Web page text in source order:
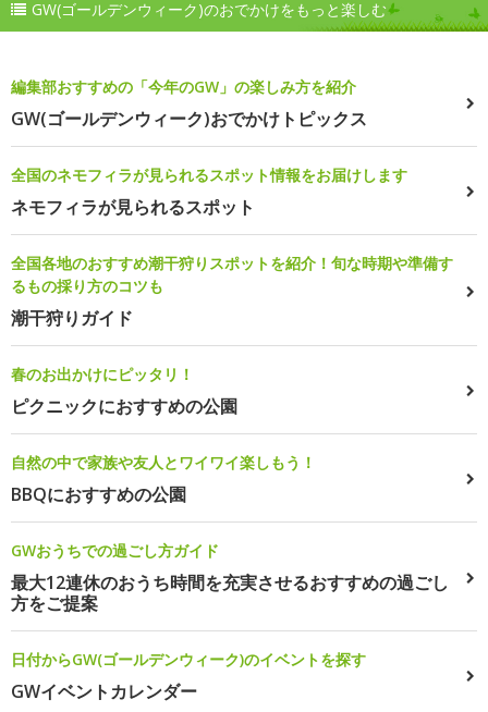
GW(ゴールデンウィーク)のおでかけをもっと楽しむ
編集部おすすめの「今年のGW」の楽しみ方を紹介
GW(ゴールデンウィーク)おでかけトピックス
全国のネモフィラが見られるスポット情報をお届けします
ネモフィラが見られるスポット
全国各地のおすすめ潮干狩りスポットを紹介！旬な時期や準備す
るもの採り方のコツも
潮干狩りガイド
春のお出かけにピッタリ！
ピクニックにおすすめの公園
自然の中で家族や友人とワイワイ楽しもう！
BBQにおすすめの公園
GWおうちでの過ごし方ガイド
最大12連休のおうち時間を充実させるおすすめの過ごし
方をご提案
日付からGW(ゴールデンウィーク)のイベントを探す
GWイベントカレンダー